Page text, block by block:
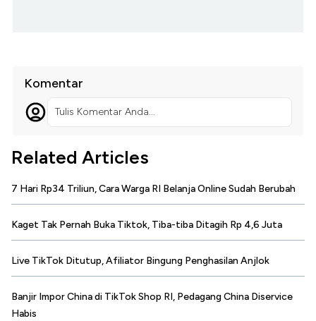
Komentar
Tulis Komentar Anda...
Related Articles
7 Hari Rp34 Triliun, Cara Warga RI Belanja Online Sudah Berubah
Kaget Tak Pernah Buka Tiktok, Tiba-tiba Ditagih Rp 4,6 Juta
Live TikTok Ditutup, Afiliator Bingung Penghasilan Anjlok
Banjir Impor China di TikTok Shop RI, Pedagang China Diservice
Habis